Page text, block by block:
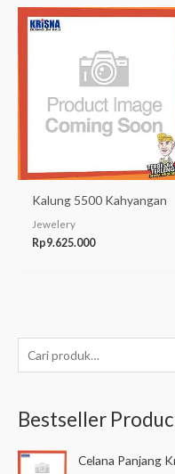
e
c
Bestseller
Celana Panjang
Kalung 5500 Kahyangan
Jewelery
Rp9.625.000